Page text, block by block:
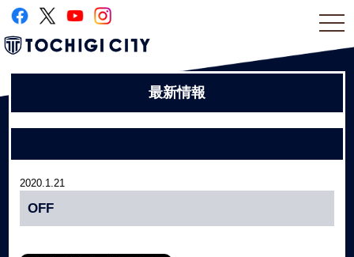
最新情報
2020.1.21
OFF